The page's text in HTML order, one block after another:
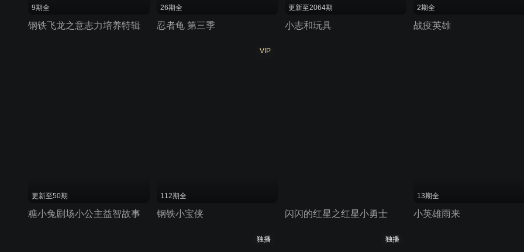
9期全
钢铁飞龙之意志力培养特辑
26期全
忍者龟 第三季
更新至2064期
小志和玩具
2期全
战疫英雄
更新至50期
糖小兔剧场小公主益智故事
VIP
112期全
钢铁小宝侠 闪闪的红星之红星小勇士
13期全
小英雄雨来
独播 独播